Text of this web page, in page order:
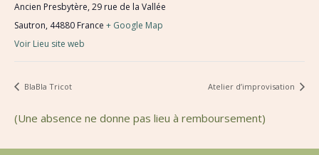
Ancien Presbytère, 29 rue de la Vallée
Sautron, 44880 France + Google Map
Voir Lieu site web
BlaBla Tricot Atelier d’improvisation
(Une absence ne donne pas lieu à remboursement)